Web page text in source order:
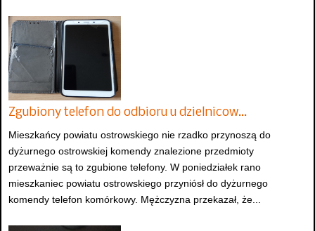
Zgubiony telefon do odbioru u dzielnicow…
Mieszkańcy powiatu ostrowskiego nie rzadko przynoszą do
dyżurnego ostrowskiej komendy znalezione przedmioty
przeważnie są to zgubione telefony. W poniedziałek rano
mieszkaniec powiatu ostrowskiego przyniósł do dyżurnego
komendy telefon komórkowy. Mężczyzna przekazał, że...